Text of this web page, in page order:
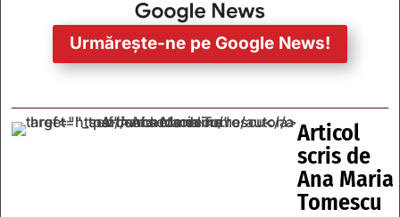
Urmărește-ne pe Google News!
Articol
scris de
Ana Maria
Tomescu